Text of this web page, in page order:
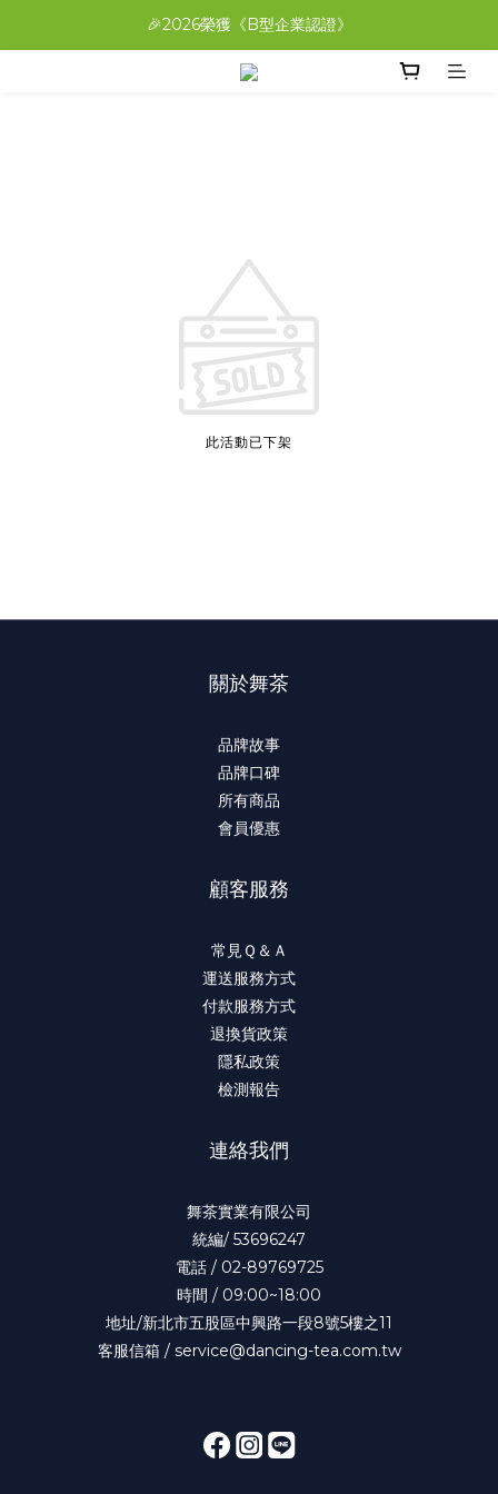
A+B搭配免費爆米花帶回家！在家就能喝「福吉茶」
🎉2026榮獲《B型企業認證》
A+B搭配免費爆米花帶回家！在家就能喝「福吉茶」
此活動已下架
關於舞茶
品牌故事
品牌口碑
所有商品
會員優惠
顧客服務
常見Ｑ＆Ａ
運送服務方式
付款服務方式
退換貨政策
隱私政策
檢測報告
連絡我們
舞茶實業有限公司
統編/ 53696247
電話 / 02-89769725
時間 / 09:00~18:00
地址/新北市五股區中興路一段8號5樓之11
客服信箱 / service@dancing-tea.com.tw